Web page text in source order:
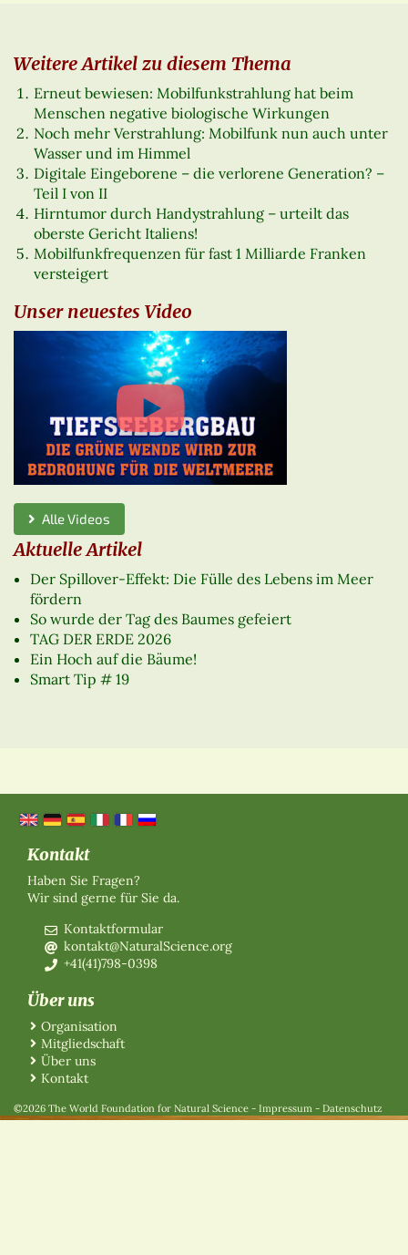
Weitere Artikel zu diesem Thema
Erneut bewiesen: Mobilfunkstrahlung hat beim
Menschen negative biologische Wirkungen
Noch mehr Verstrahlung: Mobilfunk nun auch unter
Wasser und im Himmel
Digitale Eingeborene – die verlorene Generation? –
Teil I von II
Hirntumor durch Handystrahlung – urteilt das
oberste Gericht Italiens!
Mobilfunkfrequenzen für fast 1 Milliarde Franken
versteigert
Unser neuestes Video
Alle Videos
Aktuelle Artikel
Der Spillover-Effekt: Die Fülle des Lebens im Meer
fördern
So wurde der Tag des Baumes gefeiert
TAG DER ERDE 2026
Ein Hoch auf die Bäume!
Smart Tip # 19
Kontakt
Haben Sie Fragen?
Wir sind gerne für Sie da.
Kontaktformular
kontakt@NaturalScience.org
+41(41)798-0398
Über uns
Organisation
Mitgliedschaft
Über uns
Kontakt
©2026 The World Foundation for Natural Science - Impressum - Datenschutz